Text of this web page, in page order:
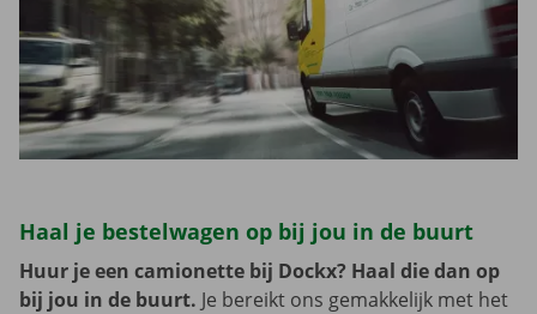
Haal je bestelwagen op bij jou in de buurt
Huur je een camionette bij Dockx? Haal die dan op
bij jou in de buurt. Je bereikt ons gemakkelijk met het